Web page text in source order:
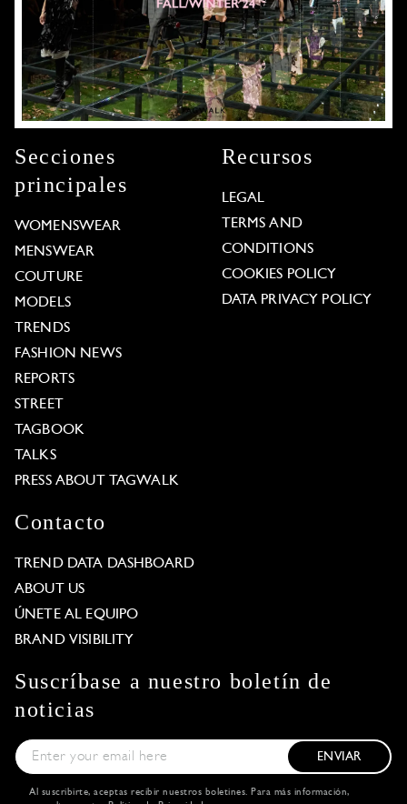
Secciones
principales
WOMENSWEAR
MENSWEAR
COUTURE
MODELS
TRENDS
FASHION NEWS
REPORTS
STREET
TAGBOOK
TALKS
PRESS ABOUT TAGWALK
Recursos
LEGAL
TERMS AND
CONDITIONS
COOKIES POLICY
DATA PRIVACY POLICY
Contacto
TREND DATA DASHBOARD
ABOUT US
ÚNETE AL EQUIPO
BRAND VISIBILITY
Suscríbase a nuestro boletín de
noticias
ENVIAR
Al suscribirte, aceptas recibir nuestros boletines. Para más información,